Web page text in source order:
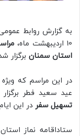
به گزارش روابط
10 اردیبهشت ماه،
استان سمنان برگزار
عید سعید فطر
تسهیل سفر در این
ستاداقامه نماز